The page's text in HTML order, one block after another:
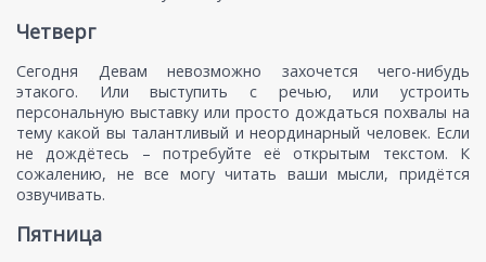
Четверг
Сегодня Девам невозможно захочется чего-нибудь
этакого. Или выступить с речью, или устроить
персональную выставку или просто дождаться похвалы на
тему какой вы талантливый и неординарный человек. Если
не дождётесь – потребуйте её открытым текстом. К
сожалению, не все могу читать ваши мысли, придётся
озвучивать.
Пятница